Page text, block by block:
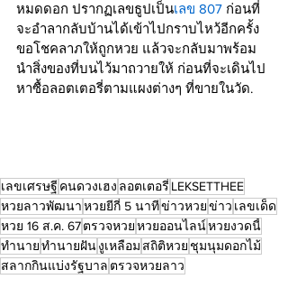
หมดดอก ปรากฏเลขธูปเป็นเลข 807 ก่อนที่
จะอำลากลับบ้านได้เข้าไปกราบไหว้อีกครั้ง
ขอโชคลาภให้ถูกหวย แล้วจะกลับมาพร้อม
นำสิ่งของที่บนไว้มาถวายให้ ก่อนที่จะเดินไป
หาซื้อลอตเตอรี่ตามแผงต่างๆ ที่ขายในวัด.
เลขเศรษฐี คนดวงเฮง ลอตเตอรี่ LEKSETTHEE
หวยลาวพัฒนาหวยยีกี่ 5 นาทีข่าวหวยข่าว เลขเด็ด
หวย 16 ส.ค. 67ตรวจหวยหวยออนไลน์หวยงวดนี้
ทำนายทำนายฝันงูเหลือม สถิติหวย ชุมนุมดอกไม้
สลากกินแบ่งรัฐบาล ตรวจหวยลาว